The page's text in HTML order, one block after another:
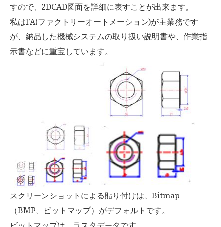
すので、2DCAD図面を詳細に表すことが出来ます。
私はFA(ファクトリーオートメーション)が主業務です
が、納品した機械システムの取り扱い説明書や、作業指
示書などに重宝しています。
スクリーンショットによる貼り付けは、Bitmap
（BMP、ビットマップ）がデフォルトです。